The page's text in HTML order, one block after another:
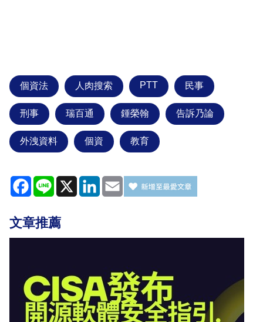
個資法 人肉搜索 PTT 民事
刑事 瑞百通 鍾榮翰 告訴乃論
外洩資料 個資 教育
Facebook
Line X LinkedIn
Email
文章推薦